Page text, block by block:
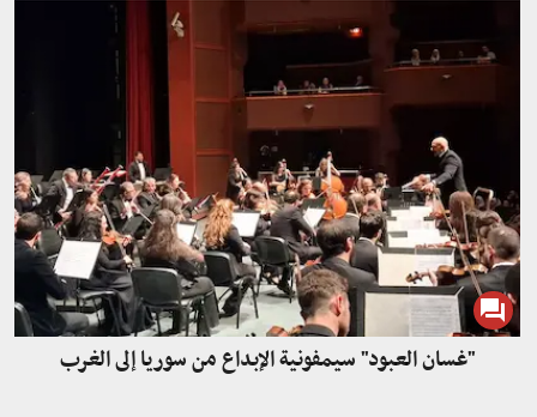
"غسان العبود" سيمفونية الإبداع من سوريا إلى الغرب